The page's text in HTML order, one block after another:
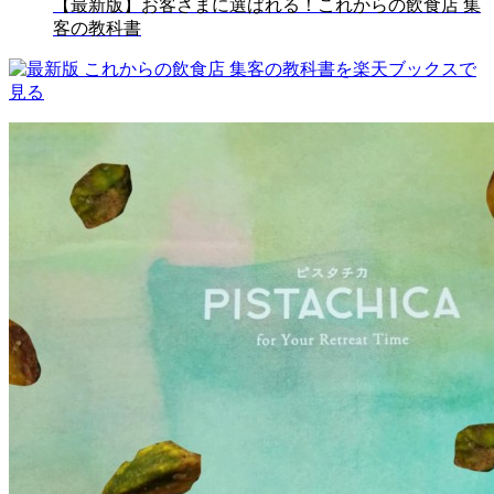
【最新版】お客さまに選ばれる！これからの飲食店 集
客の教科書